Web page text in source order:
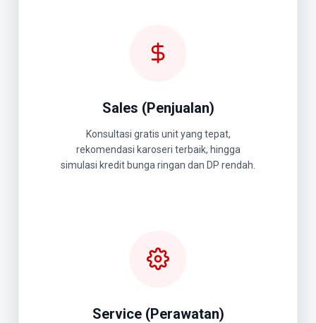
Sales (Penjualan)
Konsultasi gratis unit yang tepat,
rekomendasi karoseri terbaik, hingga
simulasi kredit bunga ringan dan DP rendah.
Service (Perawatan)